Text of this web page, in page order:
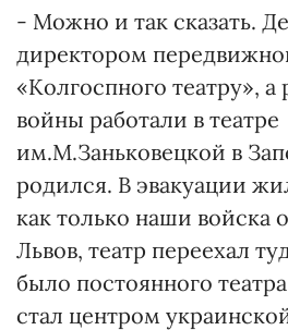
- Можно и так сказать.
директором
«Колгоспного театру»,
войны работали в театре
им.М.Заньковецкой в
родился. В эвакуации
как только наши войска
Львов, театр переехал
было постоянного
стал центром